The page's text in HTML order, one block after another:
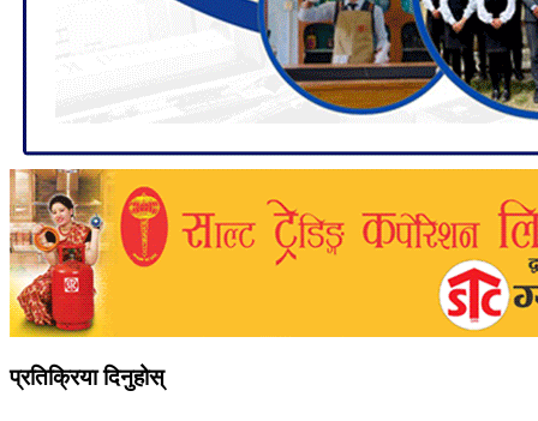
प्रतिक्रिया दिनुहोस्